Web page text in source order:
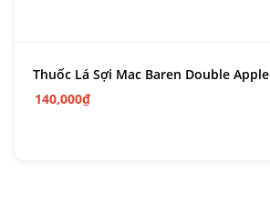
Thuốc Lá Sợi Mac Baren Double Apple
140,000₫